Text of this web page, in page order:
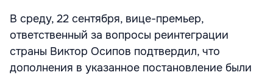
В среду, 22 сентября, вице-премьер,
ответственный за вопросы реинтеграции
страны Виктор Осипов подтвердил, что
дополнения в указанное постановление были